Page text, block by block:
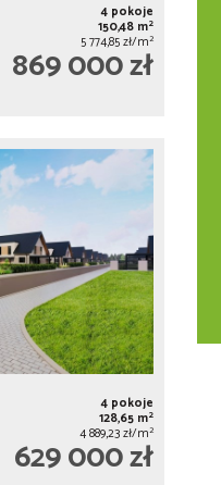
4 pokoje
150,48 m2
5 774,85 zł/m2
869 000 zł
4 pokoje
128,65 m2
4 889,23 zł/m2
629 000 zł